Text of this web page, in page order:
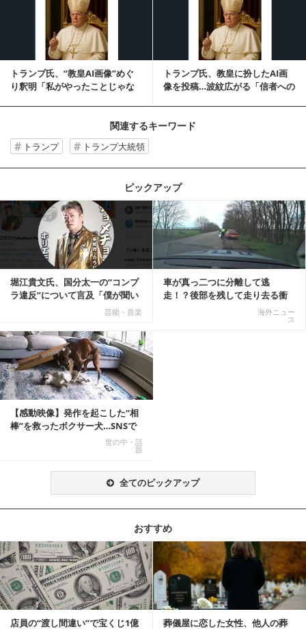
トランプ氏、“教皇AI画像”めぐ
り釈明「私がやったことじゃな
トランプ氏、教皇に扮したAI画
像を投稿…波紋広がる「信者への
関連するキーワード
トランプ トランプ大統領
ピックアップ
堀江貴文氏、国分太一の“コンプ
ラ違反”について言及「僕が聞い
芸能・音楽
車が真っ二つに分離して逃
走！？後部を残して走り去る衝
海外ニュー
ス
記事を読む
【感動映像】発作を起こした“相
棒”を救ったボクサー犬…SNSで
世の中・話
題
全てのピックアップ
おすすめ
店員の“渡し間違い”で宝くじ1億
葬儀屋に恋した女性、他人の葬
記事を読む